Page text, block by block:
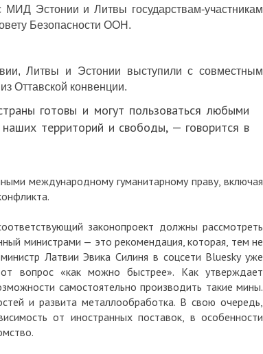
Эстонии и Литвы государствам-участникам
Безопасности ООН.
Литвы и Эстонии выступили с совместным
Оттавской конвенции.
готовы и могут пользоваться любыми
территорий и свободы, — говорится в
международному гуманитарному праву, включая
законопроект должны рассмотреть
министрами — это рекомендация, которая, тем не
Латвии Эвика Силиня в соцсети Bluesky уже
вопрос «как можно быстрее». Как утверждает
самостоятельно производить такие мины.
и развита металлообработка. В свою очередь,
от иностранных поставок, в особенности